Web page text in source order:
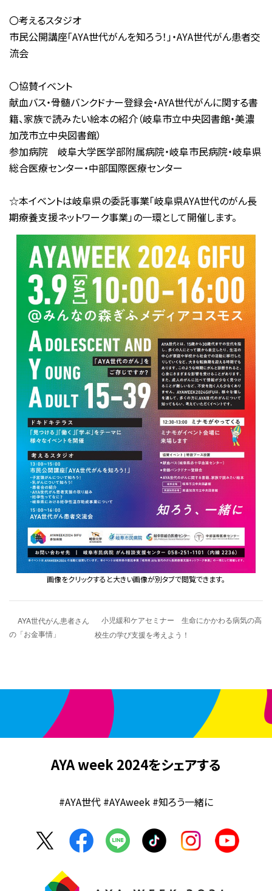
〇考えるスタジオ
市民公開講座「AYA世代がんを知ろう！」・AYA世代がん患者交
流会
〇協賛イベント
献血バス・骨髄バンクドナー登録会・AYA世代がんに関する書
籍、家族で読みたい絵本の紹介（岐阜市立中央図書館・美濃
加茂市立中央図書館）
参加病院 岐阜大学医学部附属病院・岐阜市民病院・岐阜県
総合医療センター・中部国際医療センター
☆本イベントは岐阜県の委託事業「岐阜県AYA世代のがん長
期療養支援ネットワーク事業」の一環として開催します。
画像をクリックすると大きい画像が別タブで閲覧できます。
AYA世代がん患者さん
の「お金事情」
小児緩和ケアセミナー 生命にかかわる病気の高
校生の学び支援を考えよう！
AYA week 2024をシェアする
#AYA世代 #AYAweek #知ろう一緒に